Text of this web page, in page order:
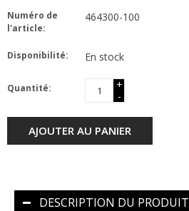
Numéro de
l'article:
464300-100
Disponibilité: En stock
Quantité:
+
-
AJOUTER AU PANIER
DESCRIPTION DU PRODUIT